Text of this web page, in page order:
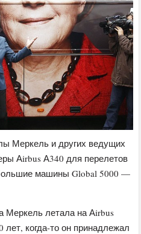
Меркель и других ведущих
Аirbus А340 для перелетов
машины Global 5000 —
Меркель летала на Аirbus
когда-то он принадлежал